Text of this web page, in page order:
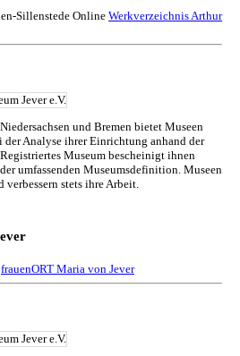
Werkverzeichnis Arthur
und Bremen bietet Museen
der Analyse ihrer Einrichtung anhand der
Museum bescheinigt ihnen
umfassenden Museumsdefinition. Museen
stets ihre Arbeit.
frauenORT Maria von Jever